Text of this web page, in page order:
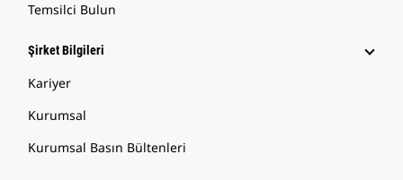
Temsilci Bulun
Şirket Bilgileri
Kariyer
Kurumsal
Kurumsal Basın Bültenleri